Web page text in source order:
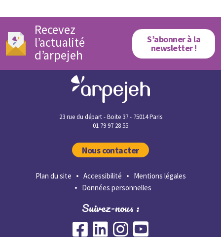
Recevez
l’actualité
d’arpejeh
S’abonner à la
newsletter !
23 rue du départ - Boite 37 - 75014 Paris
01 79 97 28 55
Nous contacter
Plan du site Accessibilité
Mentions légales
Données personnelles
Suivez-nous :